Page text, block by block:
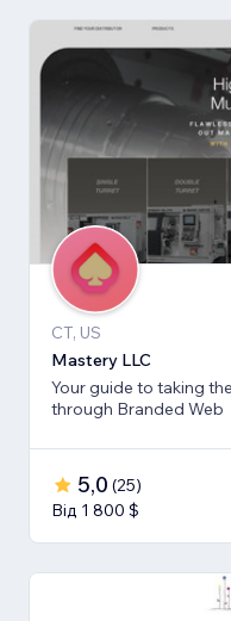
CT, US
Mastery LLC
Your guide to taking
through Branded Web
5,0 (25)
Від 1 800 $